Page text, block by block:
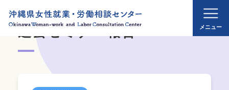
過去セミナー報告